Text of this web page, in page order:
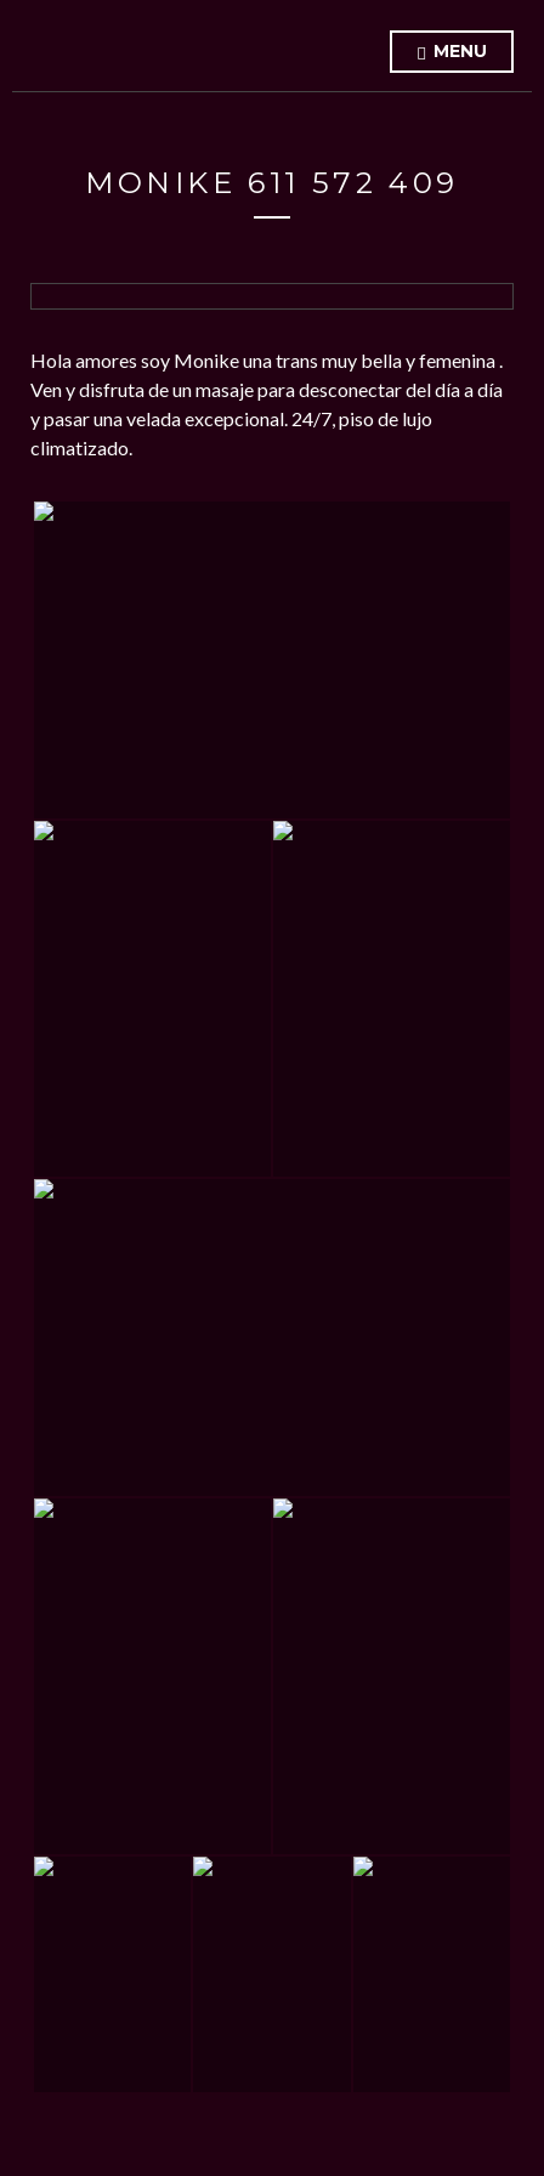
MENU
MONIKE 611 572 409
Hola amores soy Monike una trans muy bella y femenina .
Ven y disfruta de un masaje para desconectar del día a día
y pasar una velada excepcional. 24/7, piso de lujo
climatizado.